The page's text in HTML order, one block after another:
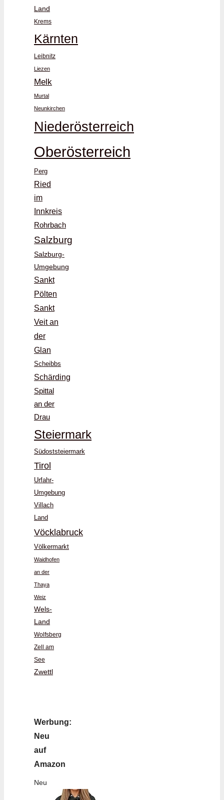
Land
Krems
Kärnten
Leibnitz
Liezen
Melk
Murtal
Neunkirchen
Niederösterreich
Oberösterreich
Perg
Ried
im
Innkreis
Rohrbach
Salzburg
Salzburg-
Umgebung
Sankt
Pölten
Sankt
Veit an
der
Glan
Scheibbs
Schärding
Spittal
an der
Drau
Steiermark
Südoststeiermark
Tirol
Urfahr-
Umgebung
Villach
Land
Vöcklabruck
Völkermarkt
Waidhofen
an der
Thaya
Weiz
Wels-
Land
Wolfsberg
Zell am
See
Zwettl
Werbung:
Neu
auf
Amazon
Neu